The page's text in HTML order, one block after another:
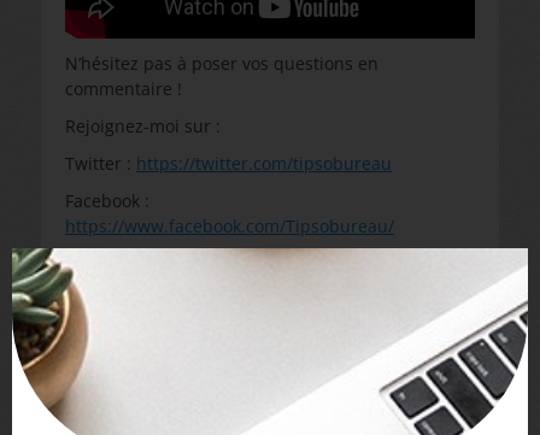
N’hésitez pas à poser vos questions en
commentaire !
Rejoignez-moi sur :
Twitter : https://twitter.com/tipsobureau
Facebook :
https://www.facebook.com/Tipsobureau/
Instagram :
https://www.instagram.com/tipsobureau/?hl=fr
Mon tiktok :
https://www.tiktok.com/@tipsobureau?lang=fr
Mon site :
http://tipsobureau.fr
Catégories